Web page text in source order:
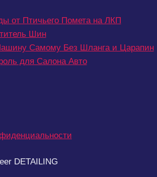
от Птичьего Помета на ЛКП
Шин
Самому Без Шланга и Царапин
для Салона Авто
DETAILING